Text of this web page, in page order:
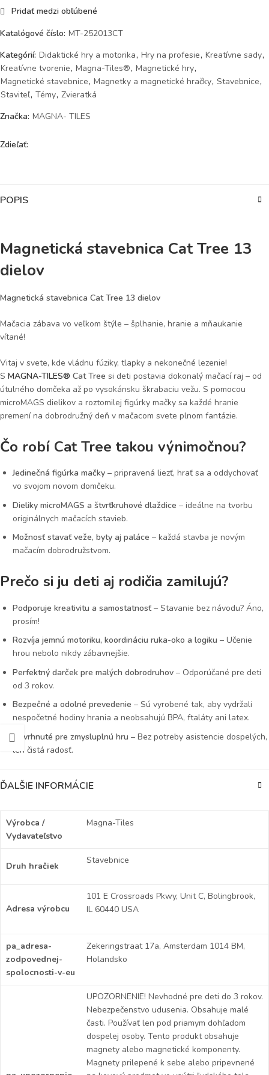
Pridať medzi obľúbené
Katalógové číslo: MT-252013CT
Kategórií: Didaktické hry a motorika, Hry na profesie, Kreatívne sady,
Kreatívne tvorenie, Magna-Tiles®, Magnetické hry,
Magnetické stavebnice, Magnetky a magnetické hračky, Stavebnice,
Staviteľ, Témy, Zvieratká
Značka: MAGNA- TILES
Zdieľať:
POPIS
Magnetická stavebnica Cat Tree 13
dielov
Magnetická stavebnica Cat Tree 13 dielov
Mačacia zábava vo veľkom štýle – šplhanie, hranie a mňaukanie
vítané!
Vitaj v svete, kde vládnu fúziky, tlapky a nekonečné lezenie!
S MAGNA-TILES® Cat Tree si deti postavia dokonalý mačací raj – od
útulného domčeka až po vysokánsku škrabaciu vežu. S pomocou
microMAGS dielikov a roztomilej figúrky mačky sa každé hranie
premení na dobrodružný deň v mačacom svete plnom fantázie.
Čo robí Cat Tree takou výnimočnou?
Jedinečná figúrka mačky – pripravená liezť, hrať sa a oddychovať
vo svojom novom domčeku.
Dieliky microMAGS a štvrťkruhové dlaždice – ideálne na tvorbu
originálnych mačacích stavieb.
Možnosť stavať veže, byty aj paláce – každá stavba je novým
mačacím dobrodružstvom.
Prečo si ju deti aj rodičia zamilujú?
Podporuje kreativitu a samostatnosť– Stavanie bez návodu? Áno,
prosím!
Rozvíja jemnú motoriku, koordináciu ruka-oko a logiku – Učenie
hrou nebolo nikdy zábavnejšie.
Perfektný darček pre malých dobrodruhov – Odporúčané pre deti
od 3 rokov.
Bezpečné a odolné prevedenie – Sú vyrobené tak, aby vydržali
nespočetné hodiny hrania a neobsahujú BPA, ftaláty ani latex.
Navrhnuté pre zmysluplnú hru – Bez potreby asistencie dospelých,
len čistá radosť.
ĎALŠIE INFORMÁCIE
Výrobca /
Vydavateľstvo
Magna-Tiles
Druh hračiek
Stavebnice
Adresa výrobcu
101 E Crossroads Pkwy, Unit C, Bolingbrook,
IL 60440 USA
pa_adresa-
zodpovednej-
spolocnosti-v-eu
Zekeringstraat 17a, Amsterdam 1014 BM,
Holandsko
UPOZORNENIE! Nevhodné pre deti do 3 rokov.
Nebezpečenstvo udusenia. Obsahuje malé
časti. Používať len pod priamym dohľadom
dospelej osoby. Tento produkt obsahuje
magnety alebo magnetické komponenty.
Magnety prilepené k sebe alebo pripevnené